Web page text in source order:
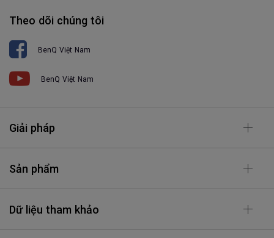
Theo dõi chúng tôi
BenQ Việt Nam
BenQ Việt Nam
Giải pháp
Sản phẩm
Dữ liệu tham khảo